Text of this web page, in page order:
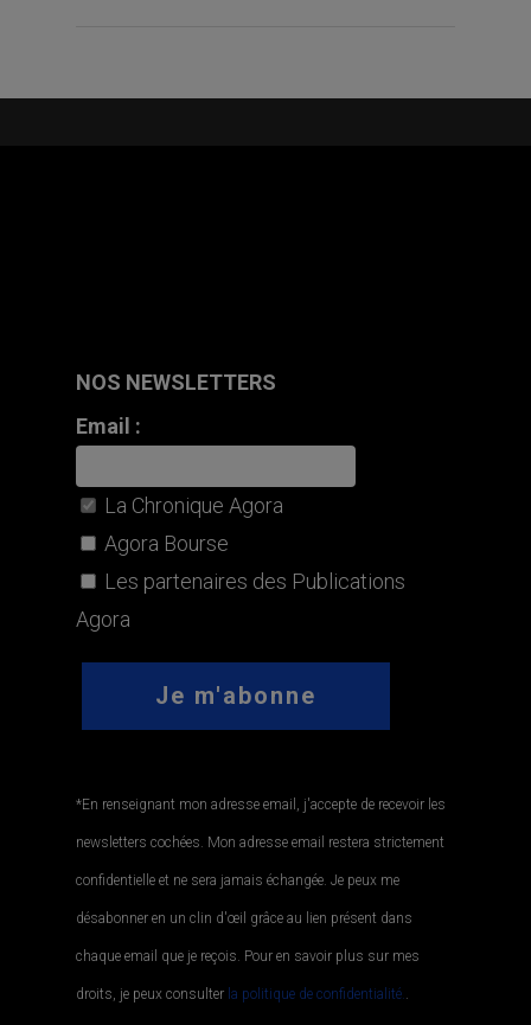
NOS NEWSLETTERS
Email :
La Chronique Agora
Agora Bourse
Les partenaires des Publications
Agora
*En renseignant mon adresse email, j'accepte de recevoir les
newsletters cochées. Mon adresse email restera strictement
confidentielle et ne sera jamais échangée. Je peux me
désabonner en un clin d'œil grâce au lien présent dans
chaque email que je reçois. Pour en savoir plus sur mes
droits, je peux consulter la politique de confidentialité..